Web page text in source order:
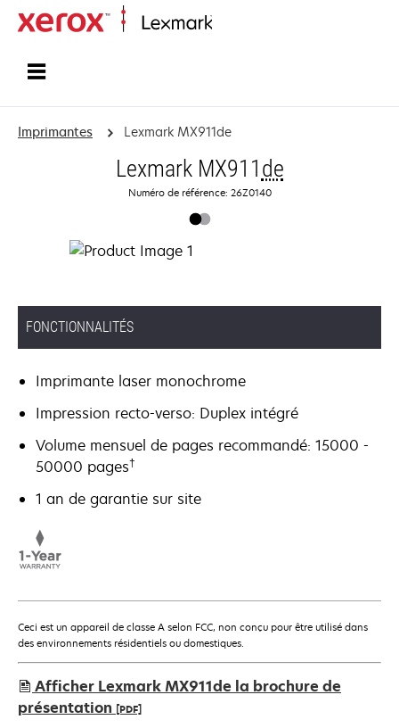
Imprimantes Lexmark MX911de
Lexmark MX911 de
Numéro de référence: 26Z0140
FONCTIONNALITÉS
Imprimante laser monochrome
Impression recto-verso: Duplex intégré
Volume mensuel de pages recommandé: 15000 -
50000 pages†
1 an de garantie sur site
Ceci est un appareil de classe A selon FCC, non conçu pour être utilisé dans
des environnements résidentiels ou domestiques.
Afficher Lexmark MX911de la brochure de
présentation [PDF]